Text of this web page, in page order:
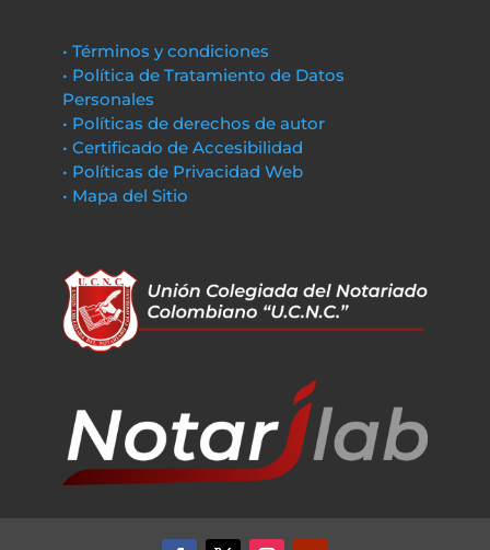
• Términos y condiciones
• Política de Tratamiento de Datos
Personales
• Políticas de derechos de autor
• Certificado de Accesibilidad
• Políticas de Privacidad Web
• Mapa del Sitio